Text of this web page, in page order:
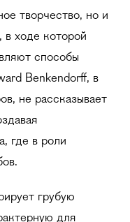
творчество, но и
в ходе которой
способы
Benkendorff, в
не рассказывает
где в роли
грубую
для